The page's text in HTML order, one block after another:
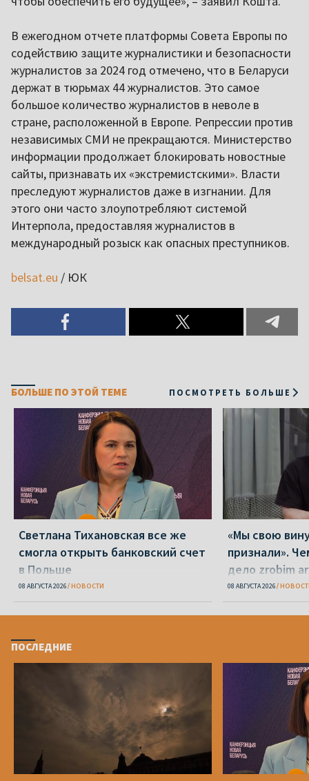
В ежегодном отчете платформы Совета Европы по
содействию защите журналистики и безопасности
журналистов за 2024 год отмечено, что в Беларуси
держат в тюрьмах 44 журналистов. Это самое
большое количество журналистов в неволе в
стране, расположенной в Европе. Репрессии против
независимых СМИ не прекращаются. Министерство
информации продолжает блокировать новостные
сайты, признавать их «экстремистскими». Власти
преследуют журналистов даже в изгнании. Для
этого они часто злоупотребляют системой
Интерпола, предоставляя журналистов в
международный розыск как опасных преступников.
belsat.eu / ЮК
БОЛЬШЕ ПО ЭТОЙ ТЕМЕ ПОСМОТРЕТЬ БОЛЬШЕ
Светлана Тихановская все же
смогла открыть банковский счет
в Польше
08 АВГУСТА 2026 НОВОСТИ
«Мы свою
признали».
дело zrobim
08 АВГУСТА 2026
ПОСЛЕДНИЕ